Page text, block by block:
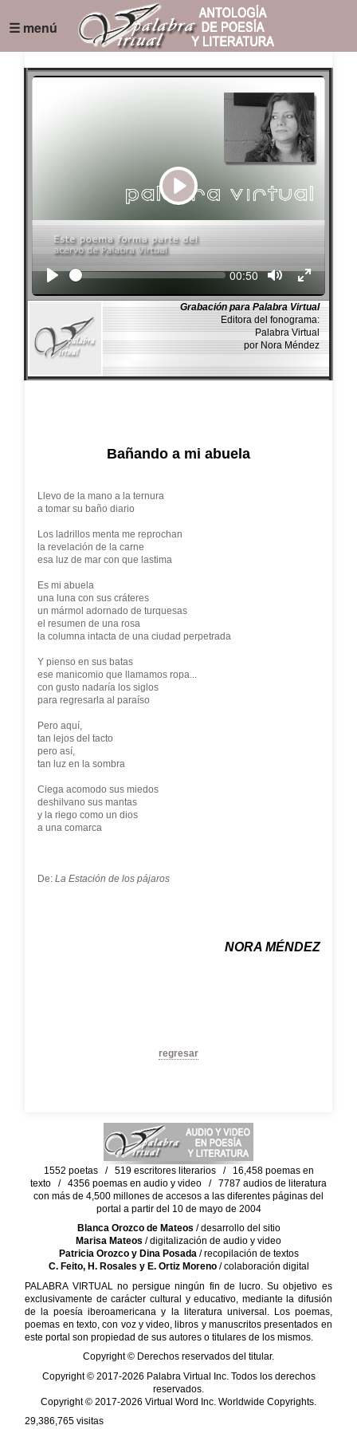
☰ menú
Play
Seek Current
00:50
Grabación para Palabra Virtual
Editora del fonograma:
Palabra Virtual
por Nora Méndez
Bañando a mi abuela
Llevo de la mano a la ternura
a tomar su baño diario
Los ladrillos menta me reprochan
la revelación de la carne
esa luz de mar con que lastima
Es mi abuela
una luna con sus cráteres
un mármol adornado de turquesas
el resumen de una rosa
la columna intacta de una ciudad perpetrada
Y pienso en sus batas
ese manicomio que llamamos ropa...
con gusto nadaría los siglos
para regresarla al paraíso
Pero aquí,
tan lejos del tacto
pero así,
tan luz en la sombra
Ciega acomodo sus miedos
deshilvano sus mantas
y la riego como un dios
a una comarca
De: La Estación de los pájaros
NORA MÉNDEZ
regresar
1552 poetas / 519 escritores literarios / 16,458 poemas en
texto / 4356 poemas en audio y video / 7787 audios de literatura
con más de 4,500 millones de accesos a las diferentes páginas del
portal a partir del 10 de mayo de 2004
Blanca Orozco de Mateos / desarrollo del sitio
Marisa Mateos / digitalización de audio y video
Patricia Orozco y Dina Posada/ recopilación de textos
C. Feito, H. Rosales y E. Ortiz Moreno/ colaboración digital
PALABRA VIRTUAL no persigue ningún fin de lucro. Su objetivo es
exclusivamente de carácter cultural y educativo, mediante la difusión
de la poesía iberoamericana y la literatura universal. Los poemas,
poemas en texto, con voz y video, libros y manuscritos presentados en
este portal son propiedad de sus autores o titulares de los mismos.
Copyright © Derechos reservados del titular.
Copyright © 2017-2026 Palabra Virtual Inc. Todos los derechos
reservados.
Copyright © 2017-2026 Virtual Word Inc. Worldwide Copyrights.
29,386,765 visitas